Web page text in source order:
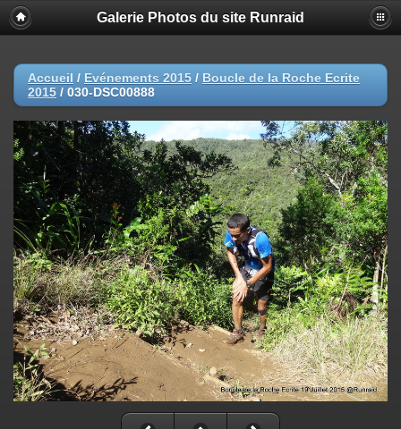
Galerie Photos du site Runraid
Accueil / Evénements 2015 / Boucle de la Roche Ecrite
2015 / 030-DSC00888